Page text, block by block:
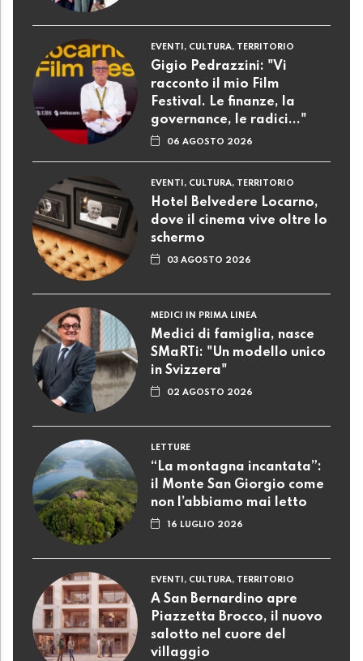
EVENTI, CULTURA, TERRITORIO
Gigio Pedrazzini: "Vi
racconto il mio Film
Festival. Le finanze, la
governance, le radici..."
06 AGOSTO 2026
EVENTI, CULTURA, TERRITORIO
Hotel Belvedere Locarno,
dove il cinema vive oltre lo
schermo
03 AGOSTO 2026
MEDICI IN PRIMA LINEA
Medici di famiglia, nasce
SMaRTi: "Un modello unico
in Svizzera"
02 AGOSTO 2026
LETTURE
“La montagna incantata”:
il Monte San Giorgio come
non l’abbiamo mai letto
16 LUGLIO 2026
EVENTI, CULTURA, TERRITORIO
A San Bernardino apre
Piazzetta Brocco, il nuovo
salotto nel cuore del
villaggio